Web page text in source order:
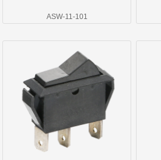
ASW-11-101